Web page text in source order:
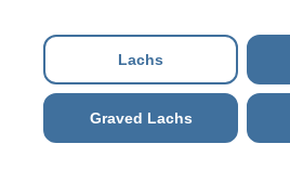
Lachs
Graved Lachs